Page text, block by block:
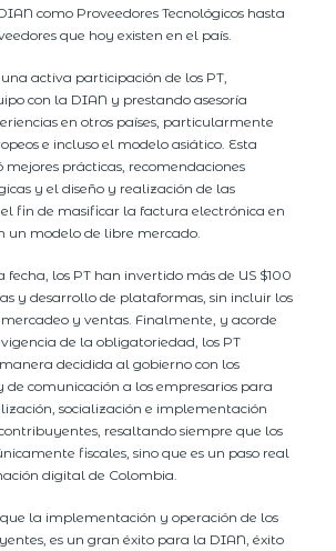
como Proveedores Tecnológicos hasta
que hoy existen en el país.
activa participación de los PT,
con la DIAN y prestando asesoría
en otros países, particularmente
e incluso el modelo asiático. Esta
mejores prácticas, recomendaciones
y el diseño y realización de las
fin de masificar la factura electrónica en
un modelo de libre mercado.
fecha, los PT han invertido más de US $100
y desarrollo de plataformas, sin incluir los
mercadeo y ventas. Finalmente, y acorde
de la obligatoriedad, los PT
decidida al gobierno con los
de comunicación a los empresarios para
socialización e implementación
resaltando siempre que los
fiscales, sino que es un paso real
digital de Colombia.
la implementación y operación de los
es un gran éxito para la DIAN, éxito